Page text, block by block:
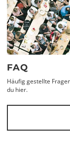
FAQ
Häufig gestellte
du hier.